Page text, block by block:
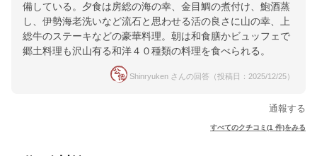
備している。夕食は房総の海の幸、金目鯛の煮付け、鮑酒蒸
し、伊勢海老洗いなど流石と思わせる活の良さに山の幸、上
総牛のステーキなどの豪華料理。朝は和食膳かビュッフェで
郷土料理も沢山有る和洋４０種類の料理を食べられる。
Shinryuken さんの回答（投稿日：2025/12/25）
通報する
すべてのクチコミ(1 件)をみる